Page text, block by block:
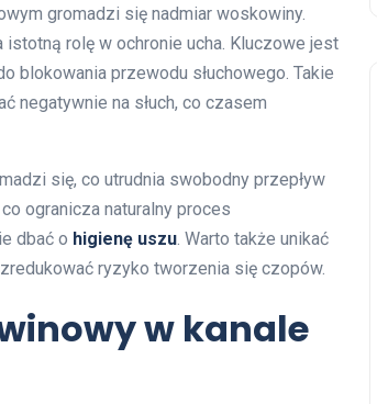
gromadzi się nadmiar woskowiny.
rolę w ochronie ucha. Kluczowe jest
blokowania przewodu słuchowego. Takie
negatywnie na słuch, co czasem
się, co utrudnia swobodny przepływ
ogranicza naturalny proces
dbać o higienę uszu. Warto także unikać
ryzyko tworzenia się czopów.
w kanale